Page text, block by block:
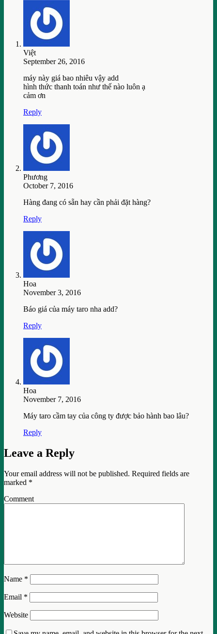
Việt
September 26, 2016
máy này giá bao nhiêu vậy add
hình thức thanh toán như thế nào luôn ạ
cảm ơn
Reply
Phương
October 7, 2016
Hàng đang có sẵn hay cần phải đặt hàng?
Reply
Hoa
November 3, 2016
Báo giá của máy taro nha add?
Reply
Hoa
November 7, 2016
Máy taro cầm tay của công ty được bảo hành bao lâu?
Reply
Leave a Reply
Your email address will not be published. Required fields are
marked *
Comment
Name *
Email *
Website